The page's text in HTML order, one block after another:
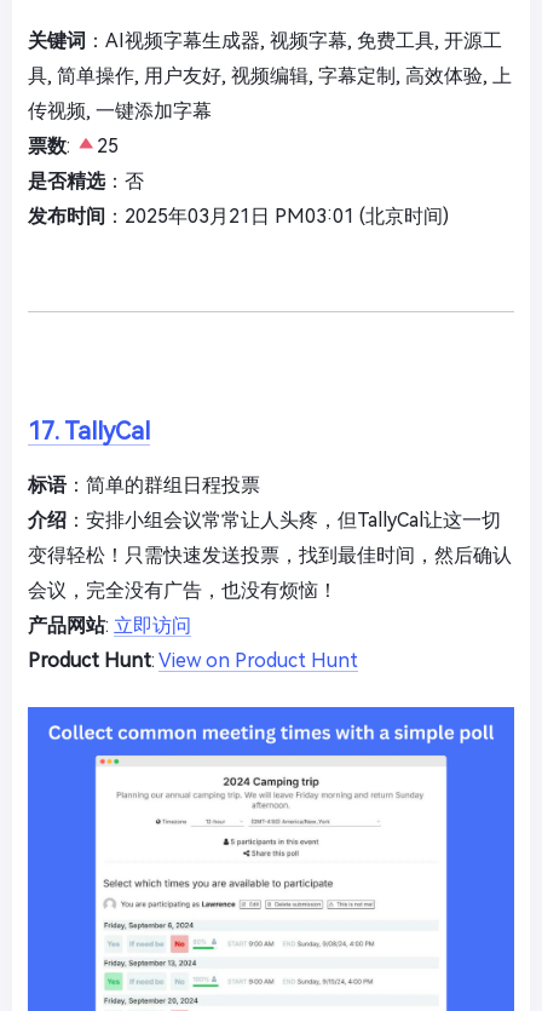
关键词 ：AI视频字幕生成器, 视频字幕, 免费工具, 开源工
具, 简单操作, 用户友好, 视频编辑, 字幕定制, 高效体验, 上
传视频, 一键添加字幕
票数:
25
是否精选：否
发布时间 ：2025年03月21日 PM03:01 (北京时间)
17. TallyCal
标语：简单的群组日程投票
介绍 ：安排小组会议常常让人头疼，但TallyCal让这一切
变得轻松！只需快速发送投票，找到最佳时间，然后确认
会议，完全没有广告，也没有烦恼！
产品网站: 立即访问
Product Hunt: View on Product Hunt